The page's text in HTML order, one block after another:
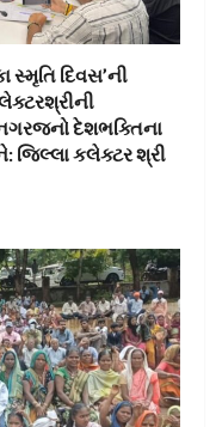
સ્મૃતિ દિવસ’ની
દેશભક્તિના
જિલ્લા કલેક્ટર શ્રી